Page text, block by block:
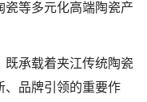
瓷等多元化高端陶瓷产
既承载着夹江传统陶瓷
、品牌引领的重要作